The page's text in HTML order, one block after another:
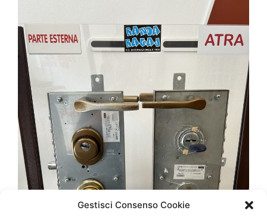
Gestisci Consenso Cookie